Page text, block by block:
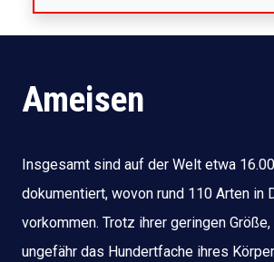
Ameisen
Insgesamt sind auf der Welt etwa
dokumentiert, wovon rund 110 Arten in
vorkommen. Trotz ihrer geringen
ungefähr das Hundertfache ihres